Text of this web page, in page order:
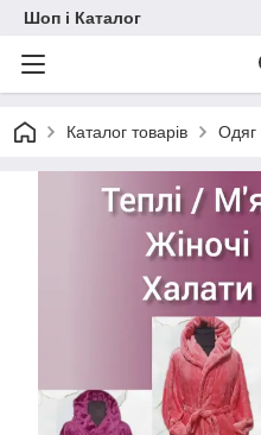
Шоп і Каталог
Каталог товарів Одяг